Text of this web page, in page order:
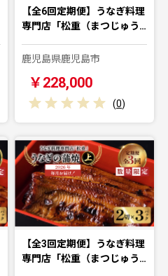
【全6回定期便】うなぎ料理
専門店「松重（まつじゅう…
鹿児島県鹿児島市
￥228,000
(0)
【全3回定期便】うなぎ料理
専門店「松重（まつじゅう…